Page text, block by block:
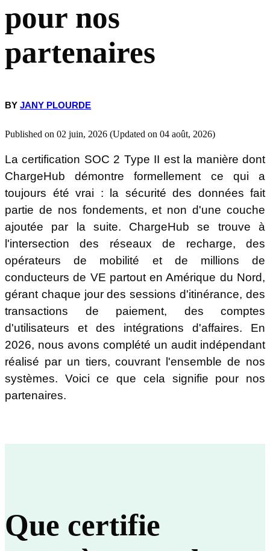
Prospects et nouveaux partenaires évaluant ChargeHub comme
fournisseur en entreprise
SOC 2 Type II : certifié aujourd'hui, revérifié chaque année
FAQ
ChargeHub est-elle certifiée SOC 2 ?
Quelle est la différence entre SOC 2 Type I et SOC 2 Type II ?
La certification SOC 2 de ChargeHub couvre-t-elle les données
d'itinérance et de paiement ?
Comment le SOC 2 Type II se compare-t-il à d'autres cadres de
sécurité comme l'ISO 27001 ?
Comment puis-je accéder au rapport SOC 2 de ChargeHub ?
pour nos
partenaires
BY JANY PLOURDE
Published on 02 juin, 2026 (Updated on 04 août, 2026)
La certification SOC 2 Type II est la manière dont
ChargeHub démontre formellement ce qui a
toujours été vrai : la sécurité des données fait
partie de nos fondements, et non d'une couche
ajoutée par la suite. ChargeHub se trouve à
l'intersection des réseaux de recharge, des
opérateurs de mobilité et de millions de
conducteurs de VE partout en Amérique du Nord,
gérant chaque jour des sessions d'itinérance, des
transactions de paiement, des comptes
d'utilisateurs et des intégrations d'affaires. En
2026, nous avons complété un audit indépendant
réalisé par un tiers, couvrant l'ensemble de nos
systèmes. Voici ce que cela signifie pour nos
partenaires.
Que certifie